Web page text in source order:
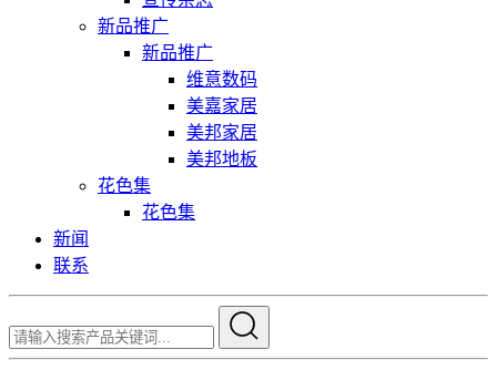
新品推广
新品推广
维意数码
美嘉家居
美邦家居
美邦地板
花色集
花色集
新闻
联系